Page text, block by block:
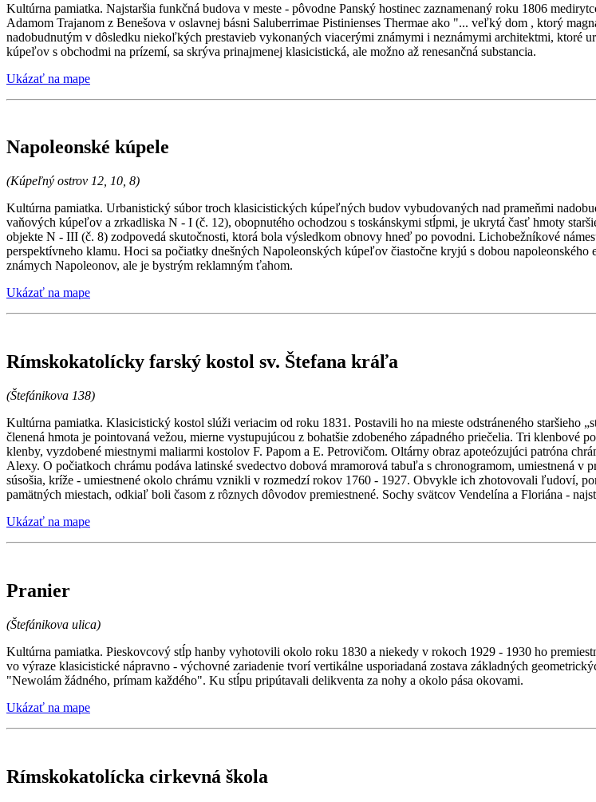
Kultúrna pamiatka. Najstaršia funkčná budova v meste - pôvodne Panský hostinec zaznamenaný roku 1806
Adamom Trajanom z Benešova v oslavnej básni Saluberrimae Pistinienses Thermae ako "... veľký dom , ktorý
nadobudnutým v dôsledku niekoľkých prestavieb vykonaných viacerými známymi i neznámymi architektmi,
kúpeľov s obchodmi na prízemí, sa skrýva prinajmenej klasicistická, ale možno až renesančná substancia.
Ukázať na mape
Napoleonské kúpele
(Kúpeľný ostrov 12, 10, 8)
Kultúrna pamiatka. Urbanistický súbor troch klasicistických kúpeľných budov vybudovaných nad prameňmi
vaňových kúpeľov a zrkadliska N - I (č. 12), obopnutého ochodzou s toskánskymi stĺpmi, je ukrytá časť hmoty
objekte N - III (č. 8) zodpovedá skutočnosti, ktorá bola výsledkom obnovy hneď po povodni. Lichobežníkové
perspektívneho klamu. Hoci sa počiatky dnešných Napoleonských kúpeľov čiastočne kryjú s dobou
známych Napoleonov, ale je bystrým reklamným ťahom.
Ukázať na mape
Rímskokatolícky farský kostol sv. Štefana kráľa
(Štefánikova 138)
Kultúrna pamiatka. Klasicistický kostol slúži veriacim od roku 1831. Postavili ho na mieste odstráneného staršieho
členená hmota je pointovaná vežou, mierne vystupujúcou z bohatšie zdobeného západného priečelia. Tri
klenby, vyzdobené miestnymi maliarmi kostolov F. Papom a E. Petrovičom. Oltárny obraz apoteózujúci patróna
Alexy. O počiatkoch chrámu podáva latinské svedectvo dobová mramorová tabuľa s chronogramom, umiestnená v
súsošia, kríže - umiestnené okolo chrámu vznikli v rozmedzí rokov 1760 - 1927. Obvykle ich zhotovovali ľudoví,
pamätných miestach, odkiaľ boli časom z rôznych dôvodov premiestnené. Sochy svätcov Vendelína a Floriána -
Ukázať na mape
Pranier
(Štefánikova ulica)
Kultúrna pamiatka. Pieskovcový stĺp hanby vyhotovili okolo roku 1830 a niekedy v rokoch 1929 - 1930 ho
vo výraze klasicistické nápravno - výchovné zariadenie tvorí vertikálne usporiadaná zostava základných
"Newolám žádného, prímam každého". Ku stĺpu pripútavali delikventa za nohy a okolo pása okovami.
Ukázať na mape
Rímskokatolícka cirkevná škola